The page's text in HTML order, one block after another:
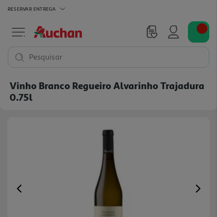
RESERVAR ENTREGA
Pesquisar
Vinho Branco Regueiro Alvarinho Trajadura
0.75l
Previous